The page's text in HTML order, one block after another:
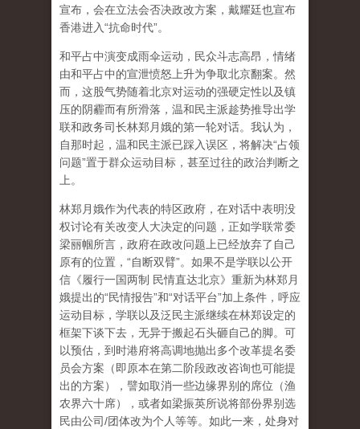
宣布，会在立法会否决政改方案，戴耀廷也宣布
香港进入“抗命时代”。
和平占中演变成雨伞运动，民众斗志高昂，情绪
由和平占中的宣泄愤怒上升为争取北京翻案。然
而，这股气势随着北京对运动的强硬定性以及镇
压的阴霾而有所滑落，温和民主派趁势推导出学
联和政务司长林郑月娥的第一轮对话。我认为，
自那时起，温和民主派已踩入误区，将解决“占领
问题”置于群众运动目标，甚至过往的政治判断之
上。
林郑月娥作为代表的特区政府，在对话中表明没
权讨论有关改变人大决定的问题，正如学联常委
梁丽帼所言，政府在政改问题上已经放弃了自己
原有的位置，“自断双臂”。如果不是学联以公开
信《履行一国两制 民情直达北京》重新为林郑月
娥提出的“民情报告”和“对话平台”加上条件，呼应
运动目标，学联以及泛民主派继续在林郑设定的
框架下谈下去，无异于搬起石头砸自己的脚。可
以预估，到时港府将高调地抛出多个改革提名委
员会方案（即原本在第二阶段政改咨询也可能提
出的方案），譬如取消一些边缘界别的席位（渔
农界六十席），或者如梁振英所说将部份界别选
民由公司/团体改为个人等等。如此一来，处身对